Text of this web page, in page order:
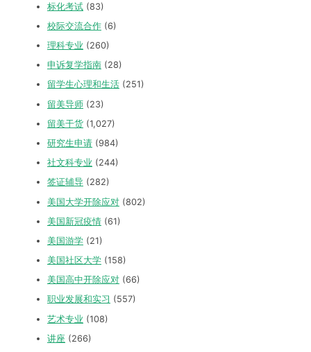
标化考试 (83)
校际交流合作 (6)
理科专业 (260)
申诉复学指南 (28)
留学生心理和生活 (251)
留美导师 (23)
留美干货 (1,027)
研究生申请 (984)
社文科专业 (244)
签证辅导 (282)
美国大学开除应对 (802)
美国新冠疫情 (61)
美国游学 (21)
美国社区大学 (158)
美国高中开除应对 (66)
职业发展和实习 (557)
艺术专业 (108)
讲座 (266)